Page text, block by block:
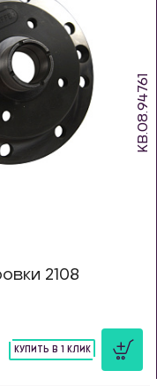
KB.08.94761
2108
КУПИТЬ В 1 КЛИК